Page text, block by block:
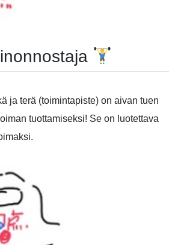
ja terä (toimintapiste) on aivan tuen
tuottamiseksi! Se on luotettava